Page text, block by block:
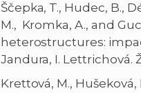
Ščepka, T., Hudec, B.,
M., Kromka, A., and
heterostructures:
Jandura, I. Lettrichová.
Krettová, M., Hušeková,